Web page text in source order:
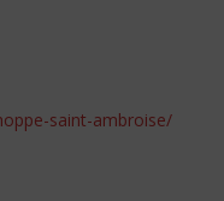
saint-ambroise/